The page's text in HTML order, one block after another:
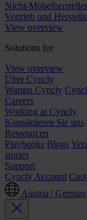
Nicht-Möbelhersteller
Vertrieb und
View overview
Solutions for
View overview
Über Cyncly
Warum Cyncly
Careers
Working at Cyncly
Kontaktieren Sie uns
Ressourcen
Playbooks Blogs
stories
Support
Cyncly Account
Austria | German